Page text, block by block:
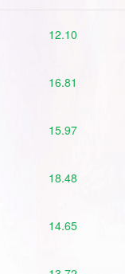
12.10
16.81
15.97
18.48
14.65